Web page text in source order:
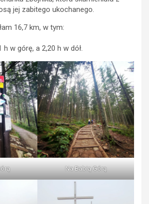
jej zabitego ukochanego.
16,7 km, w tym:
w górę, a 2,20 h w dół.
Na Babią Górą